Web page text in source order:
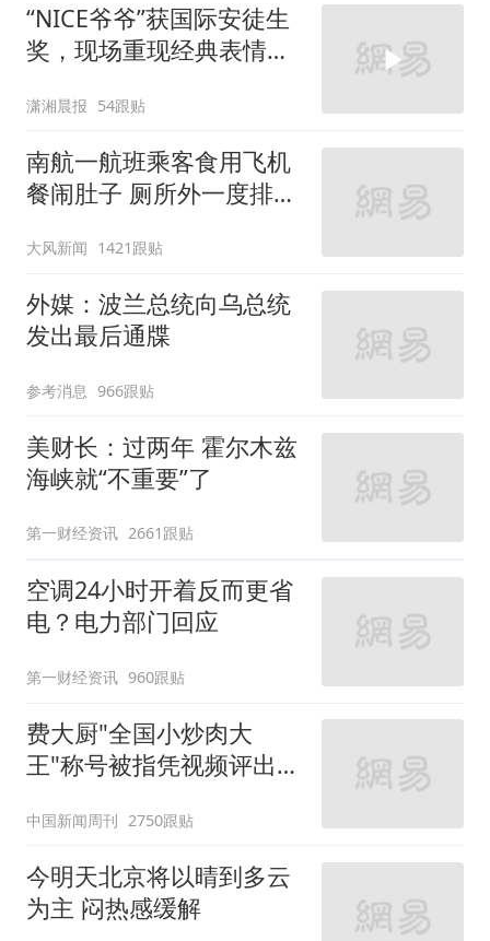
“NICE爷爷”获国际安徒生
奖，现场重现经典表情
潇湘晨报 54跟贴
南航一航班乘客食用飞机
餐闹肚子 厕所外一度排长
大风新闻 1421跟贴
外媒：波兰总统向乌总统
发出最后通牒
参考消息 966跟贴
美财长：过两年 霍尔木兹
海峡就“不重要”了
第一财经资讯 2661跟贴
空调24小时开着反而更省
电？电力部门回应
第一财经资讯 960跟贴
费大厨"全国小炒肉大
王"称号被指凭视频评出
中国新闻周刊 2750跟贴
今明天北京将以晴到多云
为主 闷热感缓解